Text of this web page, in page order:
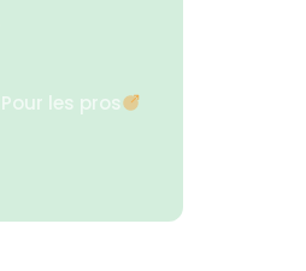
Pour les pros